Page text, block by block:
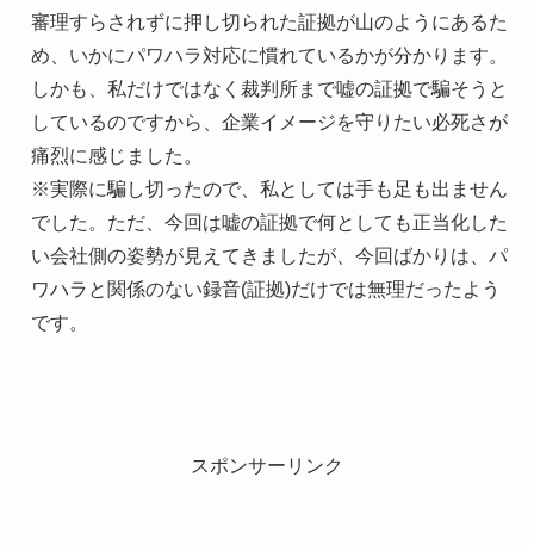
審理すらされずに押し切られた証拠が山のようにあるた
め、いかにパワハラ対応に慣れているかが分かります。
しかも、私だけではなく裁判所まで嘘の証拠で騙そうと
しているのですから、企業イメージを守りたい必死さが
痛烈に感じました。
※実際に騙し切ったので、私としては手も足も出ません
でした。ただ、今回は嘘の証拠で何としても正当化した
い会社側の姿勢が見えてきましたが、今回ばかりは、パ
ワハラと関係のない録音(証拠)だけでは無理だったよう
です。
スポンサーリンク